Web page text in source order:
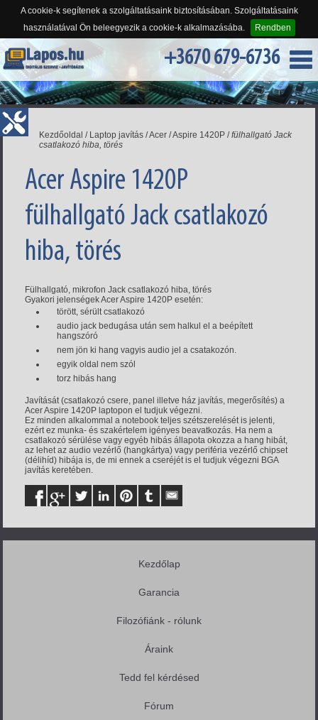
A cookie-k segítenek a szolgáltatásaink biztosításában. Szolgáltatásaink
használatával Ön beleegyezik a cookie-k alkalmazásába.
Rendben
+3670 679-6736
Kezdőoldal / Laptop javítás /Acer /Aspire 1420P /fülhallgató Jack
csatlakozó hiba, törés
Acer Aspire 1420P
fülhallgató Jack csatlakozó
hiba, törés
Fülhallgató, mikrofon Jack csatlakozó hiba, törés
Gyakori jelenségek Acer Aspire 1420P esetén:
törött, sérült csatlakozó
audio jack bedugása után sem halkul el a beépített
hangszóró
nem jön ki hang vagyis audio jel a csatakozón.
egyik oldal nem szól
torz hibás hang
Javítását (csatlakozó csere, panel illetve ház javítás, megerősítés) a
Acer Aspire 1420P laptopon el tudjuk végezni.
Ez minden alkalommal a notebook teljes szétszerelését is jelenti,
ezért ez munka- és szakértelem igényes beavatkozás. Ha nem a
csatlakozó sérülése vagy egyéb hibás állapota okozza a hang hibát,
az lehet az audio vezérlő (hangkártya) vagy periféria vezérlő chipset
(délihíd) hibája is, de mi ennek a cseréjét is el tudjuk végezni BGA
javítás keretében.
Kezdőlap
Garancia
Filozófiánk - rólunk
Áraink
Tedd fel kérdésed
Fórum